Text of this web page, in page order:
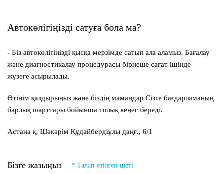
Автокөлігіңізді сатуға бола ма?
- Біз автокөлігіңізді қысқа мерзімде сатып ала аламыз. Бағалау
және диагностикалау процедурасы бірнеше сағат ішінде
жүзеге асырылады.
Өтінім қалдырыңыз және біздің мамандар Сізге бағдарламаның
барлық шарттары бойынша толық кеңес береді.
Астана қ, Шәкәрім Құдайбердіұлы даңғ., 6/1
Бізге жазыңыз
* Талап етілген шеті